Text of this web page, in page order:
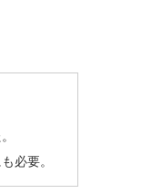
必要。